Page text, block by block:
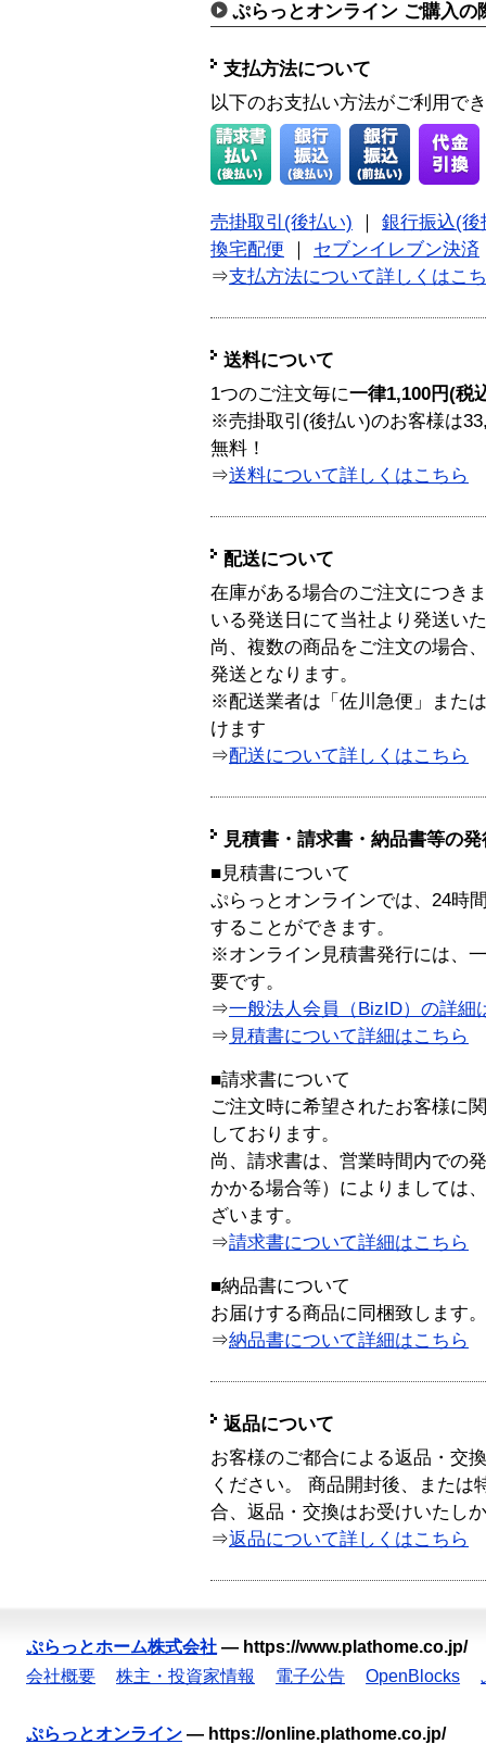
ぷらっとオンライン ご購入の
支払方法について
以下のお支払い方法がご利用で
売掛取引(後払い)
銀行振込(後
換宅配便
セブンイレブン決済
⇒支払方法について詳しくはこ
送料について
1つのご注文毎に一律1,100円(税
※売掛取引(後払い)のお客様は
無料！
⇒送料について詳しくはこちら
配送について
在庫がある場合のご注文につき
いる発送日にて当社より発送い
尚、複数の商品をご注文の場合
発送となります。
※配送業者は「佐川急便」また
けます
⇒配送について詳しくはこちら
見積書・請求書・納品書等の
■見積書について
ぷらっとオンラインでは、24時
することができます。
※オンライン見積書発行には、
要です。
⇒一般法人会員（BizID）の詳細
⇒ 見積書について詳細はこちら
■請求書について
ご注文時に希望されたお客様に
しております。
尚、請求書は、営業時間内での
かかる場合等）によりましては
ざいます。
⇒請求書について詳細はこちら
■納品書について
お届けする商品に同梱致します。
⇒納品書について詳細はこちら
返品について
お客様のご都合による返品・交
ください。 商品開封後、または
合、返品・交換はお受けいたし
⇒返品について詳しくはこちら
ぷらっとホーム株式会社 — https://www.plathome.co.jp/
会社概要
株主・投資家情報 電子公告 OpenBlocks
ぷらっとオンライン — https://online.plathome.co.jp/